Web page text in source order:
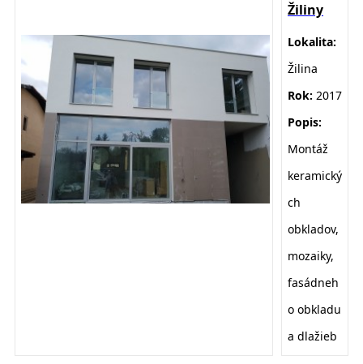
Žiliny
Lokalita:
Žilina
Rok: 2017
Popis:
Montáž
keramický
ch
obkladov,
mozaiky,
fasádneh
o obkladu
a dlažieb